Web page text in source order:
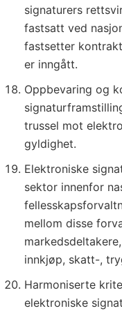
signaturers
fastsatt ved
fastsetter
er inngått.
Oppbevaring og
trussel mot
gyldighet.
Elektroniske
sektor innenfor
mellom disse
innkjøp, skatt-,
Harmoniserte
elektroniske